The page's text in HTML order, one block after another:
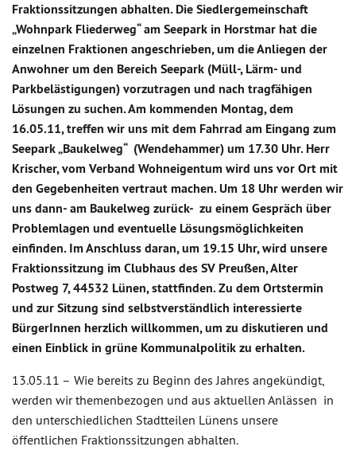
Fraktionssitzungen abhalten. Die Siedlergemeinschaft
„Wohnpark Fliederweg“ am Seepark in Horstmar hat die
einzelnen Fraktionen angeschrieben, um die Anliegen der
Anwohner um den Bereich Seepark (Müll-, Lärm- und
Parkbelästigungen) vorzutragen und nach tragfähigen
Lösungen zu suchen. Am kommenden Montag, dem
16.05.11, treffen wir uns mit dem Fahrrad am Eingang zum
Seepark „Baukelweg“ (Wendehammer) um 17.30 Uhr. Herr
Krischer, vom Verband Wohneigentum wird uns vor Ort mit
den Gegebenheiten vertraut machen. Um 18 Uhr werden wir
uns dann- am Baukelweg zurück- zu einem Gespräch über
Problemlagen und eventuelle Lösungsmöglichkeiten
einfinden. Im Anschluss daran, um 19.15 Uhr, wird unsere
Fraktionssitzung im Clubhaus des SV Preußen, Alter
Postweg 7, 44532 Lünen, stattfinden. Zu dem Ortstermin
und zur Sitzung sind selbstverständlich interessierte
BürgerInnen herzlich willkommen, um zu diskutieren und
einen Einblick in grüne Kommunalpolitik zu erhalten.
13.05.11 – Wie bereits zu Beginn des Jahres angekündigt,
werden wir themenbezogen und aus aktuellen Anlässen in
den unterschiedlichen Stadtteilen Lünens unsere
öffentlichen Fraktionssitzungen abhalten.